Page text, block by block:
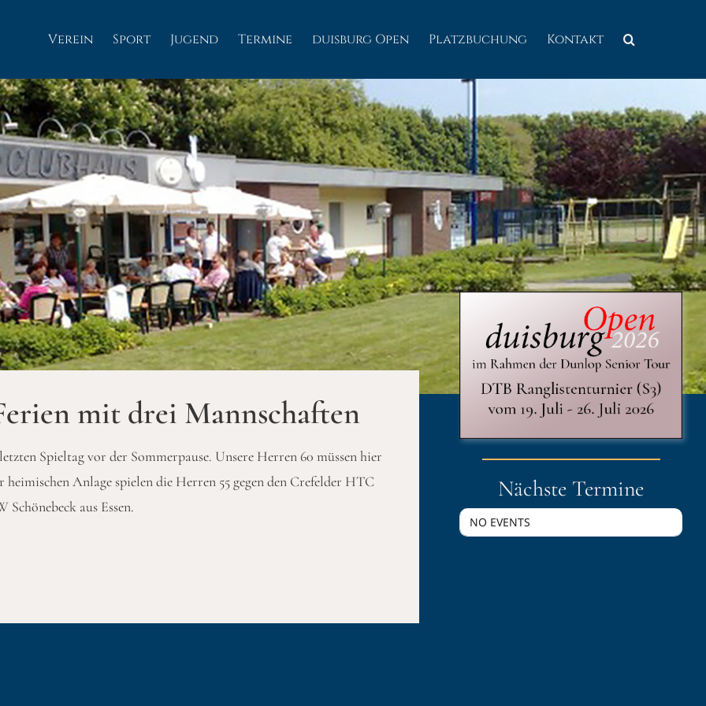
Verein Sport Jugend Termine duisburg Open Platzbuchung Kontakt
mit drei Mannschaften
Spieltag vor der Sommerpause. Unsere Herren 60 müssen hier
Anlage spielen die Herren 55 gegen den Crefelder HTC
Schönebeck aus Essen.
Nächste Termine
NO EVENTS